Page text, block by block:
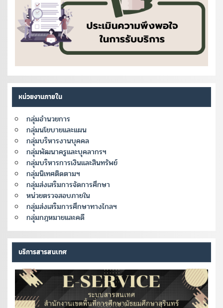
หน่วยงานภายใน
กลุ่มอำนวยการ
กลุ่มนโยบายและแผน
กลุ่มบริหารงานบุคคล
กลุ่มพัฒนาครูและบุคลากรฯ
กลุ่มบริหารการเงินและสินทรัพย์
กลุ่มนิเทศติดตามฯ
กลุ่มส่งเสริมการจัดการศึกษา
หน่วยตรวจสอบภายใน
กลุ่มส่งเสริมการศึกษาทางไกลฯ
กลุ่มกฎหมายและคดี
บริการสารสนเทศ